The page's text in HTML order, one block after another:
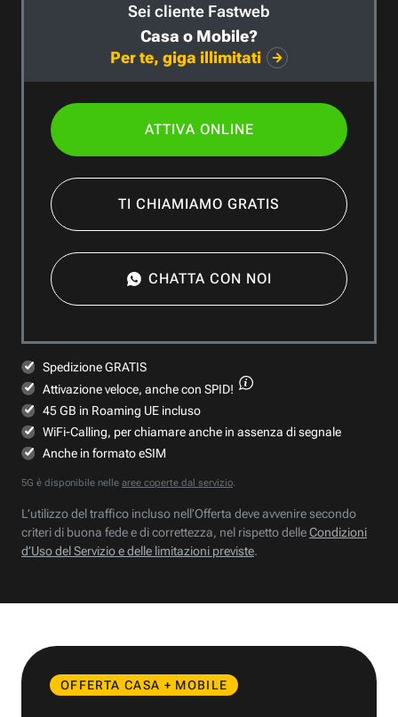
Sei cliente Fastweb
Casa o Mobile?
Per te, giga illimitati
ATTIVA ONLINE
TI CHIAMIAMO GRATIS
CHATTA CON NOI
Spedizione GRATIS
Attivazione veloce, anche con SPID!
45 GB in Roaming UE incluso
WiFi-Calling, per chiamare anche in assenza di segnale
Anche in formato eSIM
5G è disponibile nelle aree coperte dal servizio.
L’utilizzo del traffico incluso nell’Offerta deve avvenire secondo
criteri di buona fede e di correttezza, nel rispetto delleCondizioni
d’Uso del Servizio e delle limitazioni previste.
OFFERTA CASA + MOBILE